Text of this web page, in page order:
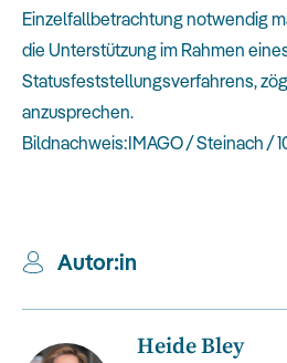
Einzelfallbetrachtung notwendig
die Unterstützung im Rahmen
Statusfeststellungsverfahrens,
anzusprechen.
Bildnachweis:IMAGO / Steinach /
Autor:in
Heide Bley